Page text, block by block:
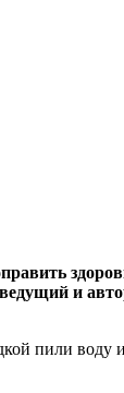
и
пили воду и